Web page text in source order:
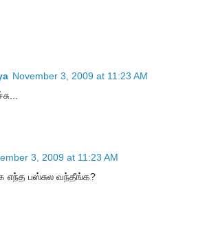
November 3, 2009 at 11:23 AM
3, 2009 at 11:23 AM
எந்த பஸ்சுல வந்தீங்க?